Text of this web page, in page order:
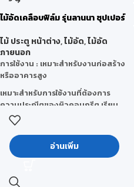
ไม้อัดเคลือบฟิล์ม รุ่นลานนา ซุปเปอร์
ไม้ ประตู หน้าต่าง,ไม้อัด,ไม้อัด
ภายนอก
การใช้งาน : เหมาะสำหรับงานก่อสร้าง
หรืออาคารสูง
เหมาะสำหรับการใช้งานที่ต้องการ
ความประณีตของผิวคอนกรีต เรียบ
สวยพิเศษ
จำนวนครั้งในการใช้งาน : 15-25 ครั้ง
***หมายเหตุ จำนวนครั้งในการใช้งาน
จริงนั้นสามารถเปลี่ยนแปลงได้ โดยขึ้น
ใช้ การเก็บรักษา และสภาวะอากาศ
อ่านเพิ่ม